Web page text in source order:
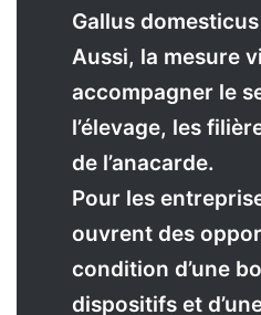
Gallus
Aussi, la mesure
accompagner le
l’élevage, les
de l’anacarde.
Pour les
ouvrent des
condition d’une
dispositifs et